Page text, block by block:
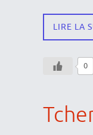
LIRE LA
0